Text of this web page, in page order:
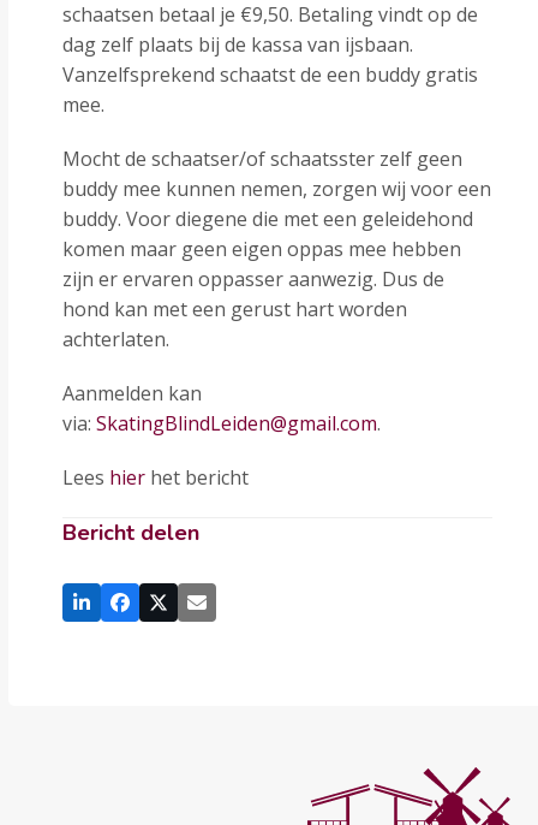
schaatsen betaal je €9,50. Betaling vindt op de
dag zelf plaats bij de kassa van ijsbaan.
Vanzelfsprekend schaatst de een buddy gratis
mee.
Mocht de schaatser/of schaatsster zelf geen
buddy mee kunnen nemen, zorgen wij voor een
buddy. Voor diegene die met een geleidehond
komen maar geen eigen oppas mee hebben
zijn er ervaren oppasser aanwezig. Dus de
hond kan met een gerust hart worden
achterlaten.
Aanmelden kan
via:SkatingBlindLeiden@gmail.com.
Lees hier het bericht
Bericht delen